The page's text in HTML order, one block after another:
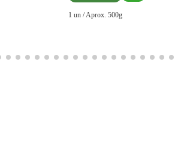
1 un/Aprox. 500g